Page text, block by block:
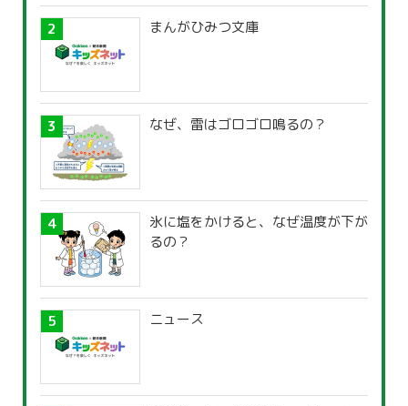
まんがひみつ文庫
なぜ、雷はゴロゴロ鳴るの？
氷に塩をかけると、なぜ温度が下が
るの？
ニュース